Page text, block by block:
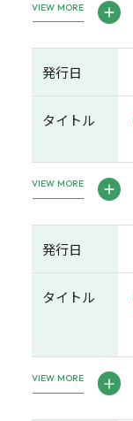
VIEW MORE
発行日
タイトル
VIEW MORE
発行日
タイトル
VIEW MORE